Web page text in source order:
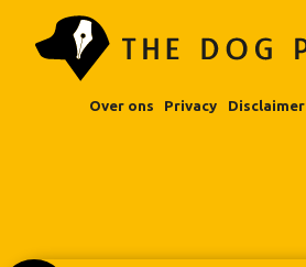
Over ons Privacy Disclaimer